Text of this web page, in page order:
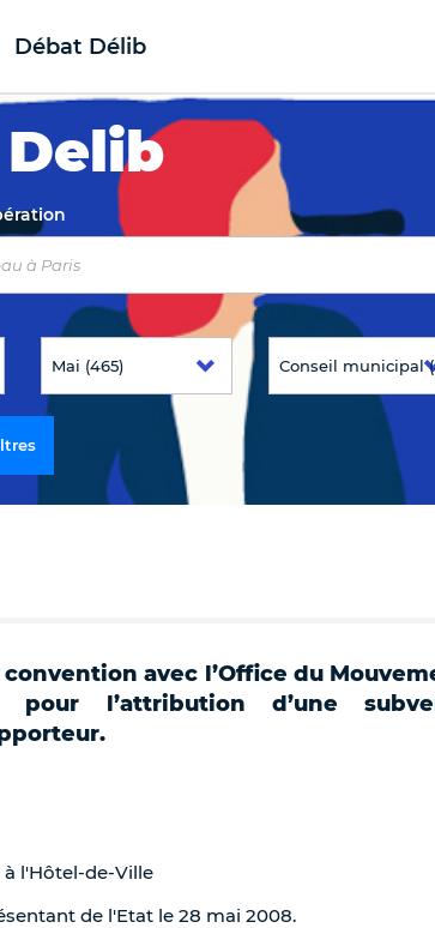
Débat Délib
convention avec l’Office du
pour l’attribution d’une
l'Hôtel-de-Ville
de l'Etat le 28 mai 2008.